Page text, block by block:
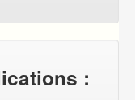
: